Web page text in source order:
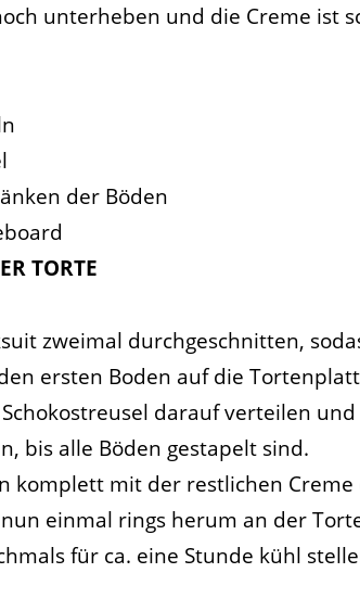
unterheben und die Creme ist
der Böden
TORTE
zweimal durchgeschnitten,
ersten Boden auf die
darauf verteilen
bis alle Böden gestapelt sind.
komplett mit der restlichen Creme
einmal rings herum an der
für ca. eine Stunde kühl